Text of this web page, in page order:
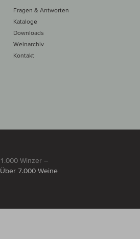
Fragen & Antworten
Kataloge
Downloads
Weinarchiv
Kontakt
1.000 Winzer –
Über 7.000 Weine